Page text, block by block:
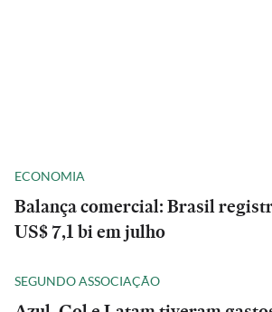
ECONOMIA
Balança comercial: Brasil
US$ 7,1 bi em julho
SEGUNDO ASSOCIAÇÃO